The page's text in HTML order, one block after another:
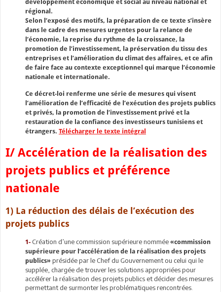
développement économique et social au niveau national et
régional.
Selon l’exposé des motifs, la préparation de ce texte s’insère
dans le cadre des mesures urgentes pour la relance de
l’économie, la reprise du rythme de la croissance, la
promotion de l’investissement, la préservation du tissu des
entreprises et l’amélioration du climat des affaires, et ce afin
de faire face au contexte exceptionnel qui marque l’économie
nationale et internationale.
Ce décret-loi renferme une série de mesures qui visent
l’amélioration de l’efficacité de l’exécution des projets publics
et privés, la promotion de l’investissement privé et la
restauration de la confiance des investisseurs tunisiens et
étrangers. Télécharger le texte intégral
I/ Accélération de la réalisation des
projets publics et préférence
nationale
1) La réduction des délais de l’exécution des
projets publics
1- Création d’une commission supérieure nommée «commission
supérieure pour l’accélération de la réalisation des projets
publics» présidée par le Chef du Gouvernement ou celui qui le
supplée, chargée de trouver les solutions appropriées pour
accélérer la réalisation des projets publics et décider des mesures
permettant de surmonter les problématiques rencontrées.